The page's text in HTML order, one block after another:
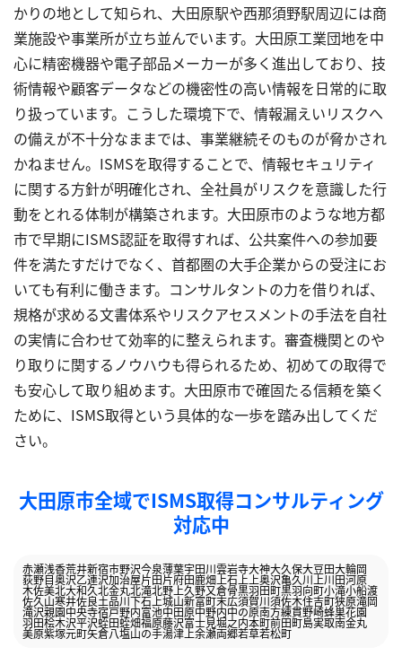
かりの地として知られ、大田原駅や西那須野駅周辺には商
業施設や事業所が立ち並んでいます。大田原工業団地を中
心に精密機器や電子部品メーカーが多く進出しており、技
術情報や顧客データなどの機密性の高い情報を日常的に取
り扱っています。こうした環境下で、情報漏えいリスクへ
の備えが不十分なままでは、事業継続そのものが脅かされ
かねません。ISMSを取得することで、情報セキュリティ
に関する方針が明確化され、全社員がリスクを意識した行
動をとれる体制が構築されます。大田原市のような地方都
市で早期にISMS認証を取得すれば、公共案件への参加要
件を満たすだけでなく、首都圏の大手企業からの受注にお
いても有利に働きます。コンサルタントの力を借りれば、
規格が求める文書体系やリスクアセスメントの手法を自社
の実情に合わせて効率的に整えられます。審査機関とのや
り取りに関するノウハウも得られるため、初めての取得で
も安心して取り組めます。大田原市で確固たる信頼を築く
ために、ISMS取得という具体的な一歩を踏み出してくだ
さい。
大田原市全域でISMS取得コンサルティング
対応中
赤瀬浅香荒井新宿市野沢今泉薄葉宇田川雲岩寺大神大久保大豆田大輪岡
荻野目奥沢乙連沢加治屋片田片府田鹿畑上石上上奥沢亀久川上川田河原
木佐美北大和久北金丸北滝北野上久野又倉骨黒羽田町黒羽向町小滝小船渡
佐久山寒井佐良土品川下石上城山新富町末広須賀川須佐木住吉町狭原滝岡
滝沢親園中央寺宿戸野内富池中田原中野内中の原南方練貫野崎蜂巣花園
羽田桧木沢平沢蛭田蛭畑福原藤沢富士見堀之内本町前田町島実取南金丸
美原紫塚元町矢倉八塩山の手湯津上余瀬両郷若草若松町